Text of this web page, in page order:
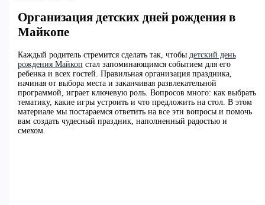
Организация детских дней рождения в
Майкопе
Каждый родитель стремится сделать так, чтобы детский день
рождения Майкоп стал запоминающимся событием для его
ребенка и всех гостей. Правильная организация праздника,
начиная от выбора места и заканчивая развлекательной
программой, играет ключевую роль. Вопросов много: как выбрать
тематику, какие игры устроить и что предложить на стол. В этом
материале мы постараемся ответить на все эти вопросы и помочь
вам создать чудесный праздник, наполненный радостью и
смехом.